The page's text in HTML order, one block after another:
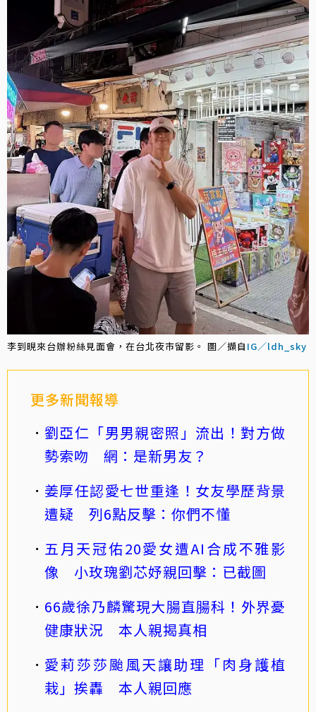
李到晛來台辦粉絲見面會，在台北夜市留影。 圖／擷自 IG／ldh_sky
更多新聞報導
劉亞仁「男男親密照」流出！對方做
勢索吻 網：是新男友？
姜厚任認愛七世重逢！女友學歷背景
遭疑 列6點反擊：你們不懂
五月天冠佑20愛女遭AI合成不雅影
像 小玫瑰劉芯妤親回擊：已截圖
66歲徐乃麟驚現大腸直腸科！外界憂
健康狀況 本人親揭真相
愛莉莎莎颱風天讓助理「肉身護植
栽」挨轟 本人親回應